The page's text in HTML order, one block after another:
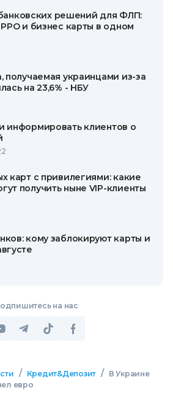
решений для ФЛП:
РРО и бизнес карты в одном
получаемая украинцами из-за
на 23,6% - НБУ
информировать клиентов о
карт с привилегиями: какие
получить ныне VIP-клиенты
кому заблокируют карты и
на нас
/ Кредит&Депозит /
В Украине
евро